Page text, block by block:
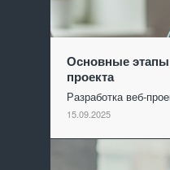
Основные этапы
проекта
Разработка веб-
15.09.2025